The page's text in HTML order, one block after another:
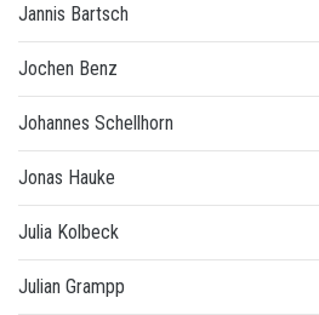
Jannis Bartsch
Jochen Benz
Johannes Schellhorn
Jonas Hauke
Julia Kolbeck
Julian Grampp